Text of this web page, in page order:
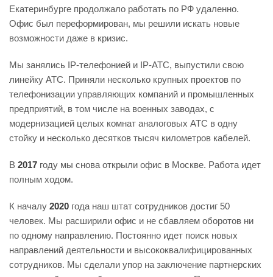
Екатеринбурге продолжало работать по РФ удаленно.
Офис был переформирован, мы решили искать новые
возможности даже в кризис.
Мы занялись IP-телефонией и IP-АТС, выпустили свою
линейку АТС. Приняли несколько крупных проектов по
телефонизации управляющих компаний и промышленных
предприятий, в том числе на военных заводах, с
модернизацией целых комнат аналоговых АТС в одну
стойку и несколько десятков тысяч километров кабелей.
В 2017 году мы снова открыли офис в Москве. Работа идет
полным ходом.
К началу 2020 года наш штат сотрудников достиг 50
человек. Мы расширили офис и не сбавляем оборотов ни
по одному направлению. Постоянно идет поиск новых
направлений деятельности и высококвалифицированных
сотрудников. Мы сделали упор на заключение партнерских